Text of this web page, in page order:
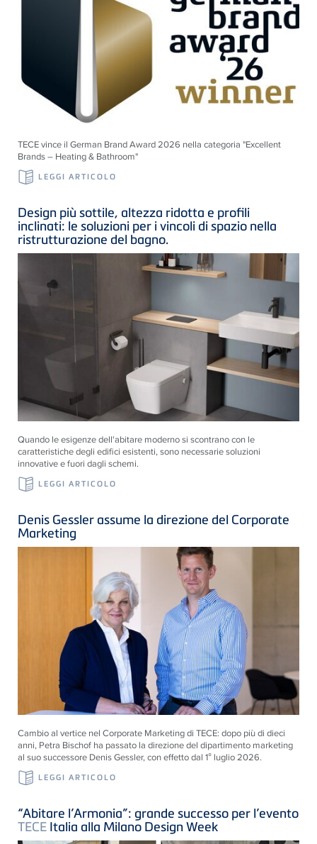
TECE vince il German Brand Award 2026 nella categoria "Excellent
Brands – Heating & Bathroom"
LEGGI ARTICOLO
Quando le esigenze dell'abitare moderno si scontrano con le
caratteristiche degli edifici esistenti, sono necessarie soluzioni
innovative e fuori dagli schemi.
LEGGI ARTICOLO
Design più sottile, altezza ridotta e profili
inclinati: le soluzioni per i vincoli di spazio nella
ristrutturazione del bagno.
Cambio al vertice nel Corporate Marketing di TECE: dopo più di dieci
anni, Petra Bischof ha passato la direzione del dipartimento marketing
al suo successore Denis Gessler, con effetto dal 1° luglio 2026.
LEGGI ARTICOLO
Denis Gessler assume la direzione del Corporate
Marketing
“Abitare l’Armonia”: grande successo per l’evento
TECE Italia alla Milano Design Week